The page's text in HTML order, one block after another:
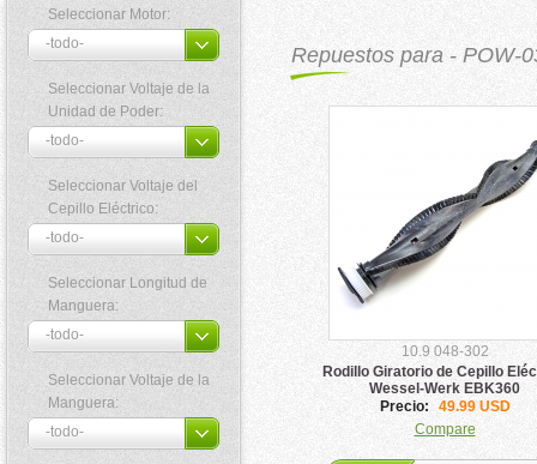
Seleccionar Motor:
Seleccionar Voltaje de la
Unidad de Poder:
Seleccionar Voltaje del
Cepillo Eléctrico:
Seleccionar Longitud de
Manguera:
Seleccionar Voltaje de la
Manguera:
Repuestos para - POW-
10.9 048-302
Rodillo Giratorio de Cepillo
Wessel-Werk EBK360
Precio:
49.99 USD
Compare